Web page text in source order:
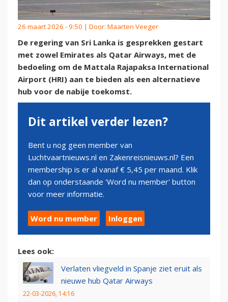
26 maart 2026 - 9:50 | Door: Maarten Veeger
De regering van Sri Lanka is gesprekken gestart
met zowel Emirates als Qatar Airways, met de
bedoeling om de Mattala Rajapaksa International
Airport (HRI) aan te bieden als een alternatieve
hub voor de nabije toekomst.
Dit artikel verder lezen?
Bent u nog geen member van
Luchtvaartnieuws.nl en Zakenreisnieuws.nl? Een
membership is er al vanaf € 5,45 per maand. Klik
dan op onderstaande 'Word nu member' button
voor meer informatie.
Word nu member Inloggen
Lees ook:
Verlaten vliegveld in Spanje ziet eruit als
nieuwe hub Qatar Airways
22-03-2026, 14:16